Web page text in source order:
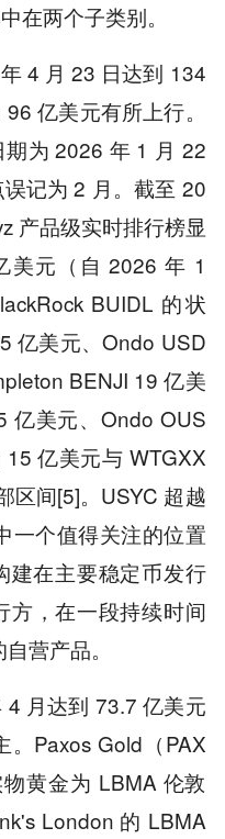
在两个子类别。
4 月 23 日达到 134
亿美元有所上行。
为 2026 年 1 月 22
记为 2 月。截至 20
产品级实时排行榜显
美元（自 2026 年 1
BUIDL 的状
亿美元、Ondo USD
BENJI 19 亿美
亿美元、Ondo OUS
亿美元与 WTGXX
区间[5]。USYC 超越
一个值得关注的位置
在主要稳定币发行
方，在一段持续时间
营产品。
月达到 73.7 亿美元
。Paxos Gold（PAX
黄金为 LBMA 伦敦
London 的 LBMA